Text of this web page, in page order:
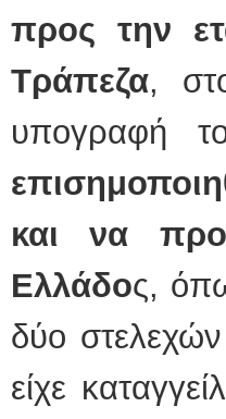
προς την
Τράπεζα,
υπογραφή
και να
Ελλάδος,
δύο
είχε